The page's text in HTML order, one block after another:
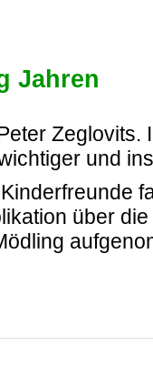
Jahren
Zeglovits.
und
über die